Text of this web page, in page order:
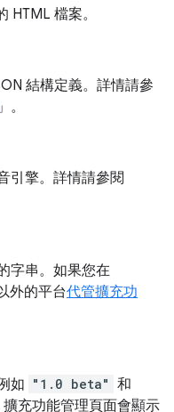
HTML 檔案。
結構定義。詳情請參
。
引擎。詳情請參閱
字串。如果您在
外的平台代管擴充功
如 "1.0 beta" 和
充功能管理頁面會顯示